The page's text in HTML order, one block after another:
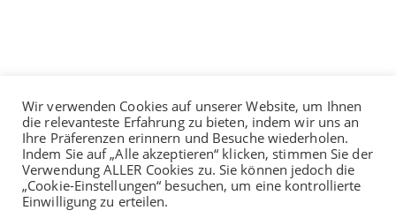
Wir verwenden Cookies auf unserer Website, um Ihnen
die relevanteste Erfahrung zu bieten, indem wir uns an
Ihre Präferenzen erinnern und Besuche wiederholen.
Indem Sie auf „Alle akzeptieren“ klicken, stimmen Sie der
Verwendung ALLER Cookies zu. Sie können jedoch die
„Cookie-Einstellungen“ besuchen, um eine kontrollierte
Einwilligung zu erteilen.